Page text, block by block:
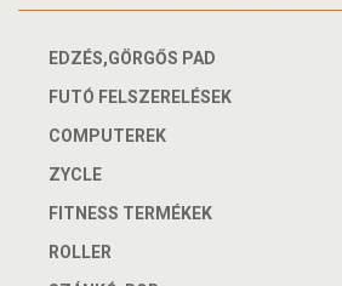
EDZÉS,GÖRGŐS PAD
FUTÓ FELSZERELÉSEK
COMPUTEREK
ZYCLE
FITNESS TERMÉKEK
ROLLER